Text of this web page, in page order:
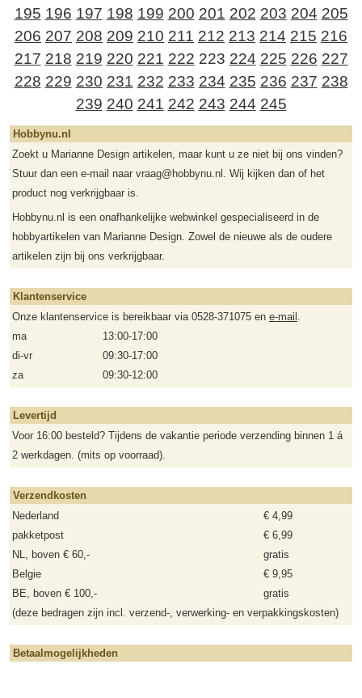
195 196 197 198 199 200 201 202 203 204 205
206 207 208 209 210 211 212 213 214 215 216
217 218 219 220 221 222 223 224 225 226 227
228 229 230 231 232 233 234 235 236 237 238
239 240 241 242 243 244 245
Hobbynu.nl
Zoekt u Marianne Design artikelen, maar kunt u ze niet bij ons vinden?
Stuur dan een e-mail naar vraag@hobbynu.nl. Wij kijken dan of het
product nog verkrijgbaar is.
Hobbynu.nl is een onafhankelijke webwinkel gespecialiseerd in de
hobbyartikelen van Marianne Design. Zowel de nieuwe als de oudere
artikelen zijn bij ons verkrijgbaar.
Klantenservice
Onze klantenservice is bereikbaar via 0528-371075 en e-mail .
ma
13:00-17:00
di-vr
09:30-17:00
za
09:30-12:00
Levertijd
Voor 16:00 besteld? Tijdens de vakantie periode verzending binnen 1 á
2 werkdagen. (mits op voorraad).
Verzendkosten
Nederland
€ 4,99
pakketpost
€ 6,99
NL, boven € 60,-
gratis
Belgie
€ 9,95
BE, boven € 100,-
gratis
(deze bedragen zijn incl. verzend-, verwerking- en verpakkingskosten)
Betaalmogelijkheden